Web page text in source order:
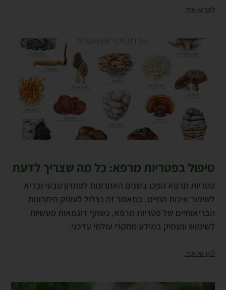
לקרוא עוד
טיפול בפטריות מרפא: כל מה שצריך לדעת
פטריות מרפא הפכו בשנים האחרונות לפתרון טבעי ובריא
לשיפור איכות החיים. במאמר זה נצלול לעומק היתרונות
הבריאותיים של פטריות מרפא, נשתף דוגמאות מעשיות
לשימוש ונעמיק במידע מחקרי עולמי עדכני.
לקרוא עוד